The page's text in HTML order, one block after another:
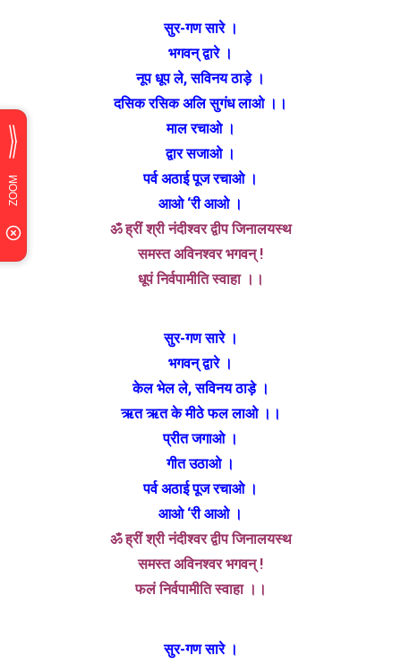
सुर-गण सारे ।
भगवन् द्वारे ।
नूप धूप ले, सविनय ठाड़े ।
दसिक रसिक अलि सुगंध लाओ ।।
माल रचाओ ।
द्वार सजाओ ।
पर्व अठाई पूज रचाओ ।
आओ ‘री आओ ।
ॐ ह्रीं श्री नंदीश्वर द्वीप जिनालयस्थ
समस्त अविनश्वर भगवन् !
धूपं निर्वपामीति स्वाहा ।।
सुर-गण सारे ।
भगवन् द्वारे ।
केल भेल ले, सविनय ठाड़े ।
ऋत ऋत के मीठे फल लाओ ।।
प्रीत जगाओ ।
गीत उठाओ ।
पर्व अठाई पूज रचाओ ।
आओ ‘री आओ ।
ॐ ह्रीं श्री नंदीश्वर द्वीप जिनालयस्थ
समस्त अविनश्वर भगवन् !
फलं निर्वपामीति स्वाहा ।।
सुर-गण सारे ।